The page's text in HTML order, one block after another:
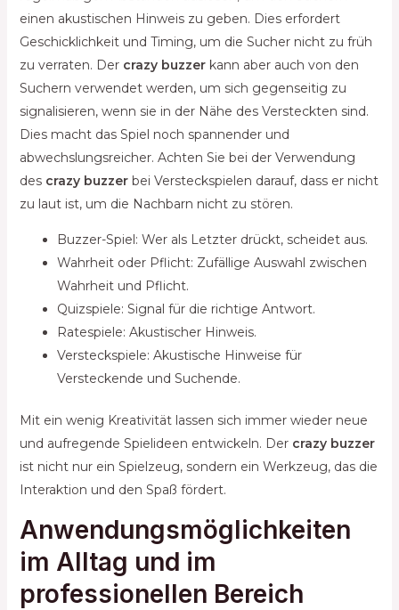
einen akustischen Hinweis zu geben. Dies erfordert
Geschicklichkeit und Timing, um die Sucher nicht zu früh
zu verraten. Der crazy buzzerkann aber auch von den
Suchern verwendet werden, um sich gegenseitig zu
signalisieren, wenn sie in der Nähe des Versteckten sind.
Dies macht das Spiel noch spannender und
abwechslungsreicher. Achten Sie bei der Verwendung
des crazy buzzerbei Versteckspielen darauf, dass er nicht
zu laut ist, um die Nachbarn nicht zu stören.
Buzzer-Spiel: Wer als Letzter drückt, scheidet aus.
Wahrheit oder Pflicht: Zufällige Auswahl zwischen
Wahrheit und Pflicht.
Quizspiele: Signal für die richtige Antwort.
Ratespiele: Akustischer Hinweis.
Versteckspiele: Akustische Hinweise für
Versteckende und Suchende.
Mit ein wenig Kreativität lassen sich immer wieder neue
und aufregende Spielideen entwickeln. Der crazy buzzer
ist nicht nur ein Spielzeug, sondern ein Werkzeug, das die
Interaktion und den Spaß fördert.
Anwendungsmöglichkeiten
im Alltag und im
professionellen Bereich